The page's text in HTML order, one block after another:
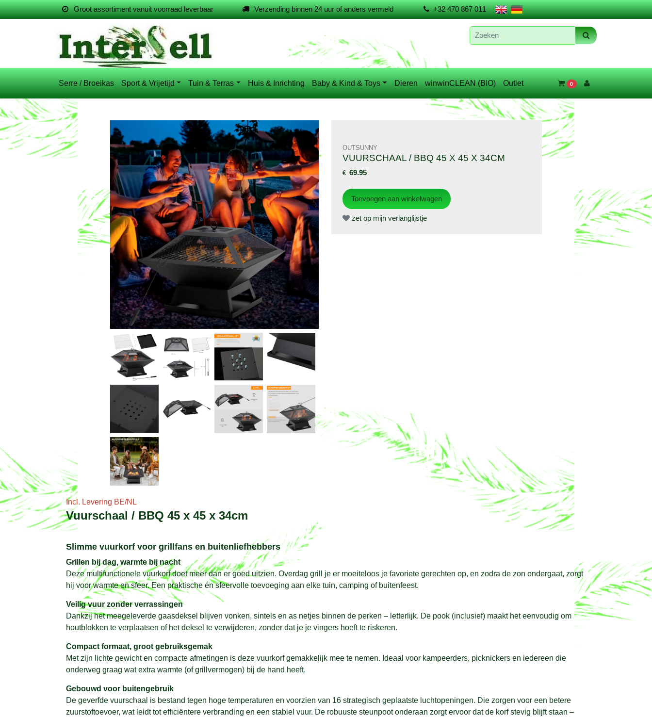
Groot assortiment vanuit voorraad leverbaar Verzending binnen 24 uur of anders vermeld +32 470 867 011
Serre / Broeikas Sport & Vrijetijd Tuin & Terras Huis & Inrichting Baby & Kind & Toys Dieren winwinCLEAN (BIO) Outlet 0
OUTSUNNY
VUURSCHAAL / BBQ 45 X 45 X 34CM
€ 69.95
zet op mijn verlanglijstje
Incl. Levering BE/NL
Vuurschaal / BBQ 45 x 45 x 34cm
Slimme vuurkorf voor grillfans en buitenliefhebbers
Grillen bij dag, warmte bij nacht
Deze multifunctionele vuurkorf doet meer dan er goed uitzien. Overdag grill je er moeiteloos je favoriete gerechten op, en zodra de zon ondergaat, zorgt
hij voor warmte en sfeer. Een praktische én sfeervolle toevoeging aan elke tuin, camping of buitenfeest.
Veilig vuur zonder verrassingen
Dankzij het meegeleverde gaasdeksel blijven vonken, sintels en as netjes binnen de perken – letterlijk. De pook (inclusief) maakt het eenvoudig om
houtblokken te verplaatsen of het deksel te verwijderen, zonder dat je je vingers hoeft te riskeren.
Compact formaat, groot gebruiksgemak
Met zijn lichte gewicht en compacte afmetingen is deze vuurkorf gemakkelijk mee te nemen. Ideaal voor kampeerders, picknickers en iedereen die
onderweg graag wat extra warmte (of grillvermogen) bij de hand heeft.
Gebouwd voor buitengebruik
De geverfde vuurschaal is bestand tegen hoge temperaturen en voorzien van 16 strategisch geplaatste luchtopeningen. Die zorgen voor een betere
zuurstoftoevoer, wat leidt tot efficiëntere verbranding en een stabiel vuur. De robuuste steunpoot onderaan zorgt ervoor dat de korf stevig blijft staan –